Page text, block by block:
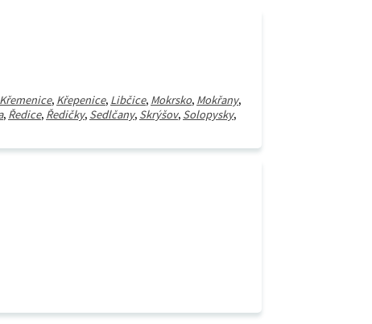
Křemenice, Křepenice, Libčice, Mokrsko, Mokřany,
, Ředice, Ředičky, Sedlčany, Skrýšov, Solopysky,